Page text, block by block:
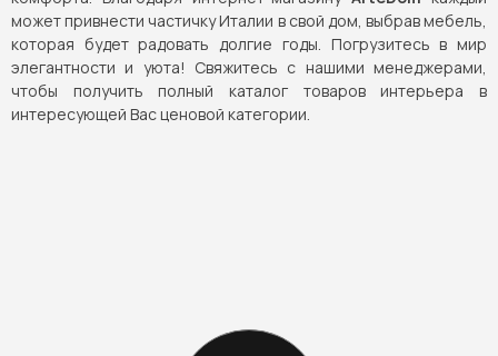
может привнести частичку Италии в свой дом, выбрав мебель,
которая будет радовать долгие годы. Погрузитесь в мир
элегантности и уюта! Свяжитесь с нашими менеджерами,
чтобы получить полный каталог товаров интерьера в
интересующей Вас ценовой категории.